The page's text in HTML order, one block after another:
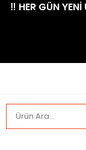
​‼️​ HER GÜN